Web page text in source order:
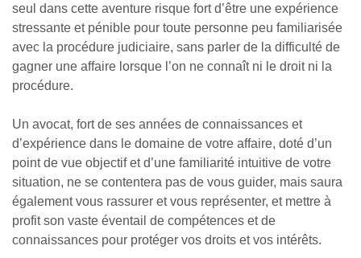
seul dans cette aventure risque fort d’être une expérience
stressante et pénible pour toute personne peu familiarisée
avec la procédure judiciaire, sans parler de la difficulté de
gagner une affaire lorsque l’on ne connaît ni le droit ni la
procédure.
Un avocat, fort de ses années de connaissances et
d’expérience dans le domaine de votre affaire, doté d’un
point de vue objectif et d’une familiarité intuitive de votre
situation, ne se contentera pas de vous guider, mais saura
également vous rassurer et vous représenter, et mettre à
profit son vaste éventail de compétences et de
connaissances pour protéger vos droits et vos intérêts.